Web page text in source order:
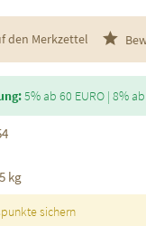
den Merkzettel
5% ab 60 EURO | 8%
kg
sichern